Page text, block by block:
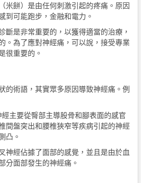
米餅）是由任何刺激引起的疼痛。原因
到可能跑步，金融和電力。
斷是非常重要的，以獲得適當的治療，
。為了應對神經痛，可以說，接受專業
很重要的。
的術語，其實眾多原因導致神經痛。例
主要從臀部主導股骨和腳表面的感官
間盤突出和腰椎狹窄等疾病引起的神經
凸。
神經佔據了面部的感覺，並且是由於血
分面部發生的神經痛。